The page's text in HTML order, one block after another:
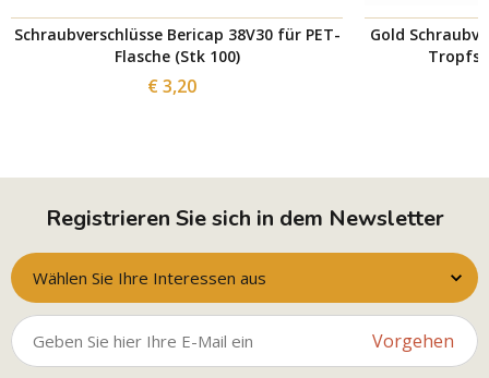
Schraubverschlüsse Bericap 38V30 für PET-
Flasche (Stk 100)
€ 3,20
Gold
Registrieren Sie sich in dem Newsletter
Wählen Sie Ihre Interessen aus
Vorgehen